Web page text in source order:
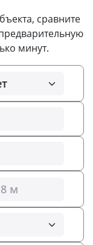
сравните
минут.